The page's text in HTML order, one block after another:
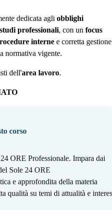
dedicata agli obblighi
professionali, con un focus
interne e corretta gestione
normativa vigente.
dell'area lavoro.
corso
ORE Professionale. Impara dai
Sole 24 ORE
e approfondita della materia
qualità su temi di attualità e